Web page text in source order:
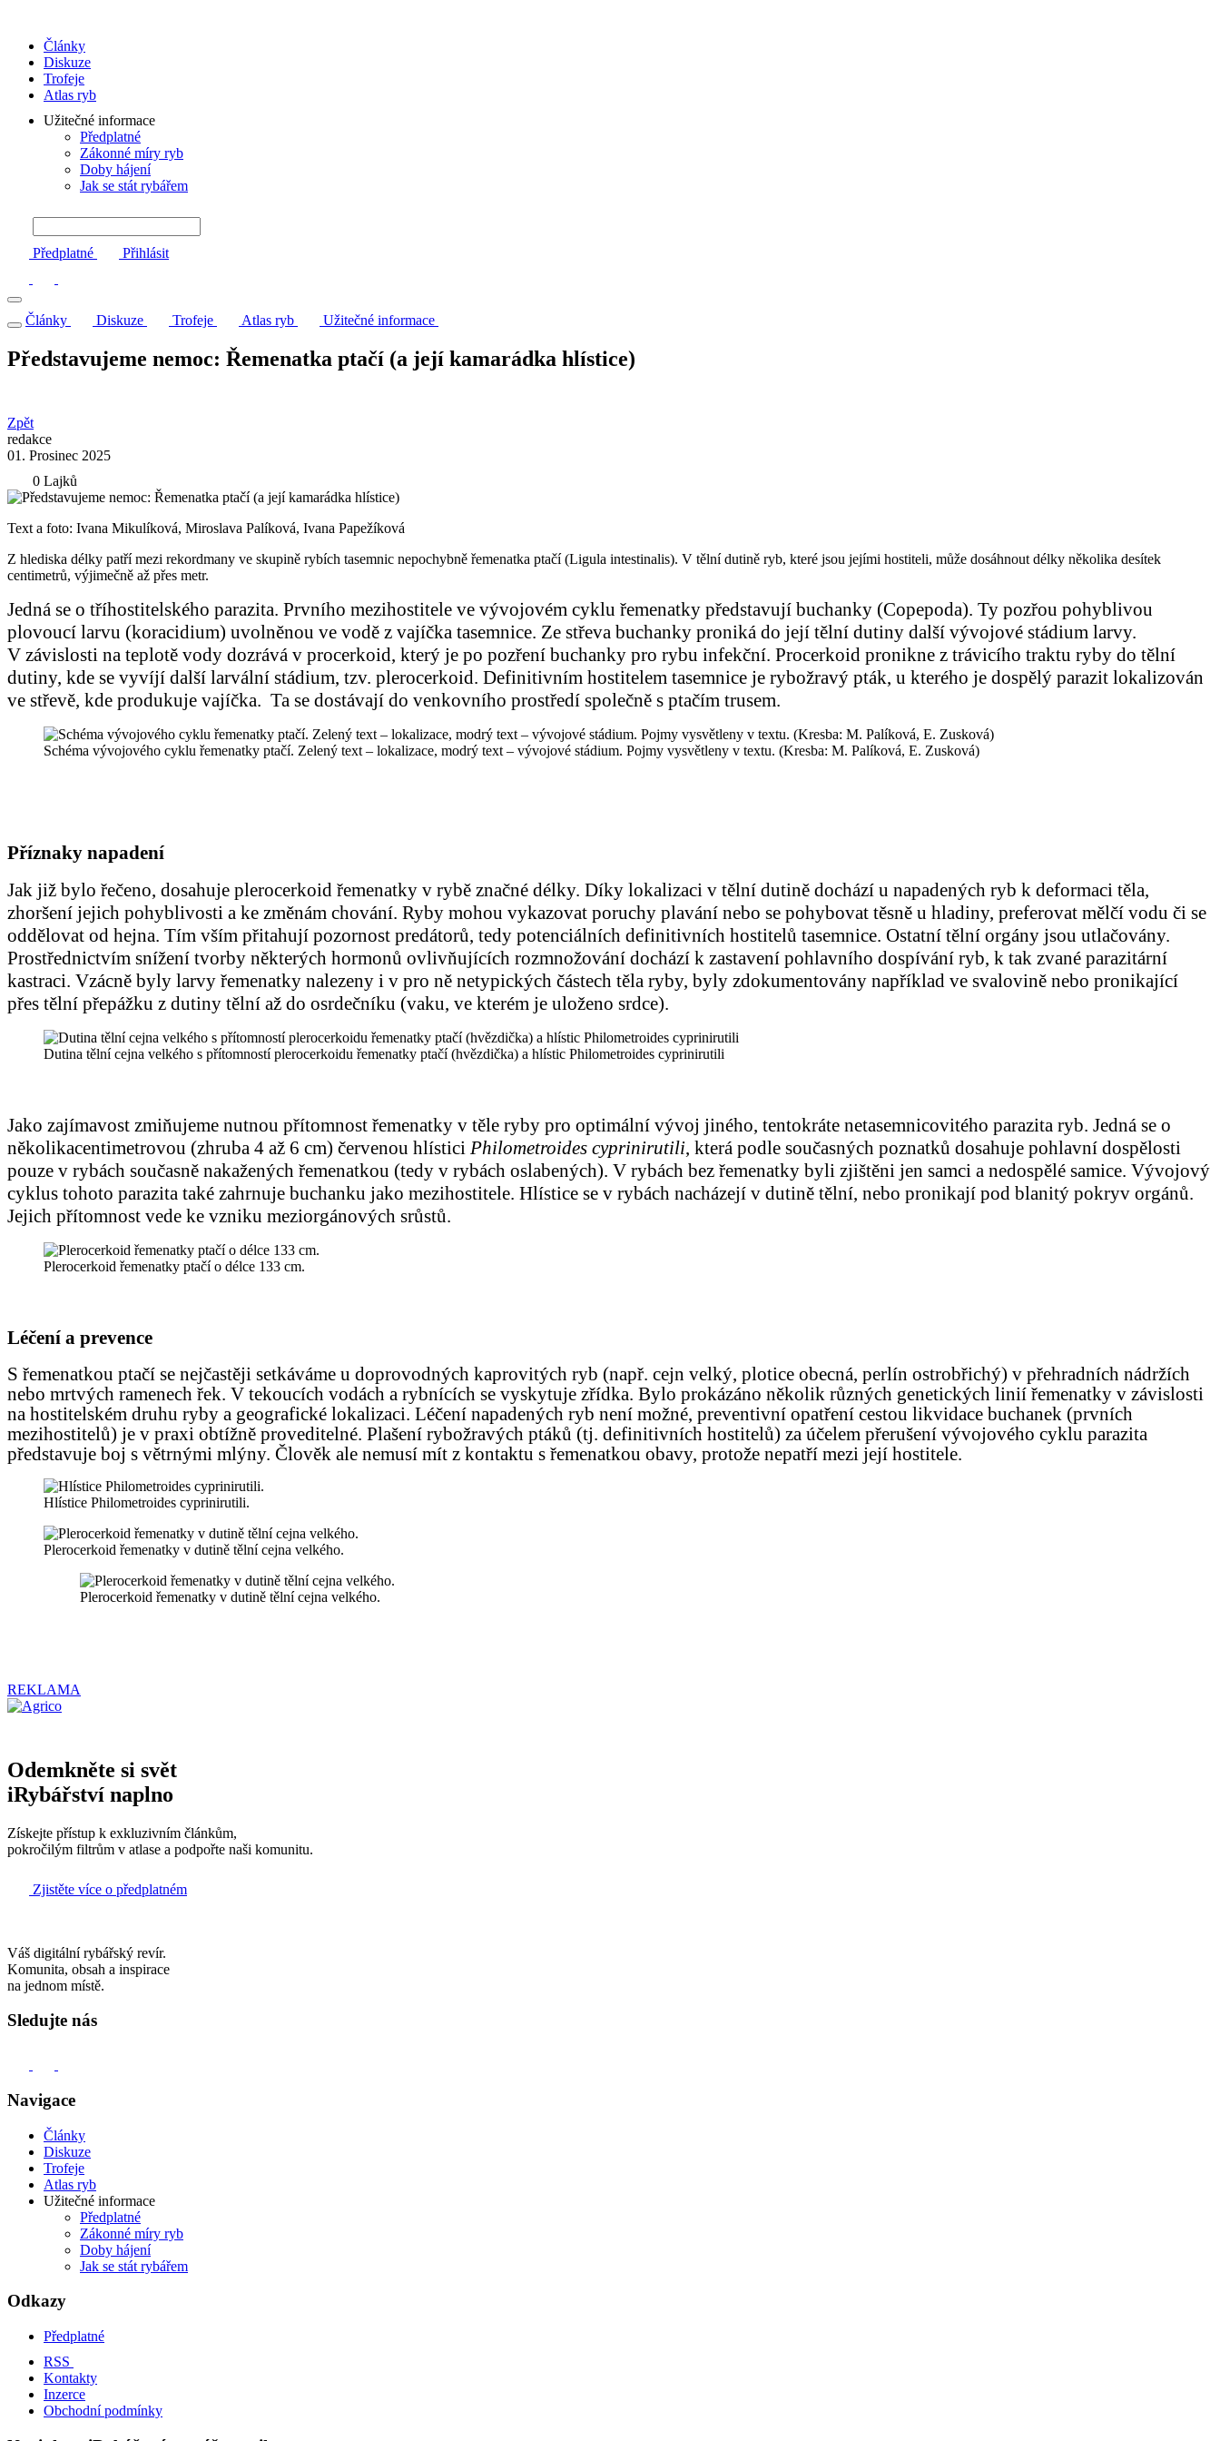
Články
Diskuze
Trofeje
Atlas ryb
Užitečné informace
Předplatné
Zákonné míry ryb
Doby hájení
Jak se stát rybářem
Předplatné Přihlásit
Články Diskuze Trofeje Atlas ryb Užitečné informace
Představujeme nemoc: Řemenatka ptačí (a její kamarádka hlístice)
Zpět
redakce
01. Prosinec 2025
0 Lajků
Text a foto: Ivana Mikulíková, Miroslava Palíková, Ivana Papežíková
Z hlediska délky patří mezi rekordmany ve skupině rybích tasemnic nepochybně řemenatka ptačí (Ligula intestinalis). V tělní dutině ryb, které jsou jejími hostiteli, může dosáhnout délky několika desítek
centimetrů, výjimečně až přes metr.
Jedná se o tříhostitelského parazita. Prvního mezihostitele ve vývojovém cyklu řemenatky představují buchanky (Copepoda). Ty pozřou pohyblivou
plovoucí larvu (koracidium) uvolněnou ve vodě z vajíčka tasemnice. Ze střeva buchanky proniká do její tělní dutiny další vývojové stádium larvy.
V závislosti na teplotě vody dozrává v procerkoid, který je po pozření buchanky pro rybu infekční. Procerkoid pronikne z trávicího traktu ryby do tělní
dutiny, kde se vyvíjí další larvální stádium, tzv. plerocerkoid. Definitivním hostitelem tasemnice je rybožravý pták, u kterého je dospělý parazit lokalizován
ve střevě, kde produkuje vajíčka. Ta se dostávají do venkovního prostředí společně s ptačím trusem.
Schéma vývojového cyklu řemenatky ptačí. Zelený text – lokalizace, modrý text – vývojové stádium. Pojmy vysvětleny v textu. (Kresba: M. Palíková, E. Zusková)
Příznaky napadení
Jak již bylo řečeno, dosahuje plerocerkoid řemenatky v rybě značné délky. Díky lokalizaci v tělní dutině dochází u napadených ryb k deformaci těla,
zhoršení jejich pohyblivosti a ke změnám chování. Ryby mohou vykazovat poruchy plavání nebo se pohybovat těsně u hladiny, preferovat mělčí vodu či se
oddělovat od hejna. Tím vším přitahují pozornost predátorů, tedy potenciálních definitivních hostitelů tasemnice. Ostatní tělní orgány jsou utlačovány.
Prostřednictvím snížení tvorby některých hormonů ovlivňujících rozmnožování dochází k zastavení pohlavního dospívání ryb, k tak zvané parazitární
kastraci. Vzácně byly larvy řemenatky nalezeny i v pro ně netypických částech těla ryby, byly zdokumentovány například ve svalovině nebo pronikající
přes tělní přepážku z dutiny tělní až do osrdečníku (vaku, ve kterém je uloženo srdce).
Dutina tělní cejna velkého s přítomností plerocerkoidu řemenatky ptačí (hvězdička) a hlístic Philometroides cyprinirutili
Jako zajímavost zmiňujeme nutnou přítomnost řemenatky v těle ryby pro optimální vývoj jiného, tentokráte netasemnicovitého parazita ryb. Jedná se o
několikacentimetrovou (zhruba 4 až 6 cm) červenou hlístici Philometroides cyprinirutili, která podle současných poznatků dosahuje pohlavní dospělosti
pouze v rybách současně nakažených řemenatkou (tedy v rybách oslabených). V rybách bez řemenatky byli zjištěni jen samci a nedospělé samice. Vývojový
cyklus tohoto parazita také zahrnuje buchanku jako mezihostitele. Hlístice se v rybách nacházejí v dutině tělní, nebo pronikají pod blanitý pokryv orgánů.
Jejich přítomnost vede ke vzniku meziorgánových srůstů.
Plerocerkoid řemenatky ptačí o délce 133 cm.
Léčení a prevence
S řemenatkou ptačí se nejčastěji setkáváme u doprovodných kaprovitých ryb (např. cejn velký, plotice obecná, perlín ostrobřichý) v přehradních nádržích
nebo mrtvých ramenech řek. V tekoucích vodách a rybnících se vyskytuje zřídka. Bylo prokázáno několik různých genetických linií řemenatky v závislosti
na hostitelském druhu ryby a geografické lokalizaci. Léčení napadených ryb není možné, preventivní opatření cestou likvidace buchanek (prvních
mezihostitelů) je v praxi obtížně proveditelné. Plašení rybožravých ptáků (tj. definitivních hostitelů) za účelem přerušení vývojového cyklu parazita
představuje boj s větrnými mlýny. Člověk ale nemusí mít z kontaktu s řemenatkou obavy, protože nepatří mezi její hostitele.
Hlístice Philometroides cyprinirutili.
Plerocerkoid řemenatky v dutině tělní cejna velkého.
Plerocerkoid řemenatky v dutině tělní cejna velkého.
REKLAMA
Odemkněte si svět
iRybářství naplno
Získejte přístup k exkluzivním článkům,
pokročilým filtrům v atlase a podpořte naši komunitu.
Zjistěte více o předplatném
Váš digitální rybářský revír.
Komunita, obsah a inspirace
na jednom místě.
Sledujte nás
Navigace
Články
Diskuze
Trofeje
Atlas ryb
Užitečné informace
Předplatné
Zákonné míry ryb
Doby hájení
Jak se stát rybářem
Odkazy
Předplatné
RSS
Kontakty
Inzerce
Obchodní podmínky